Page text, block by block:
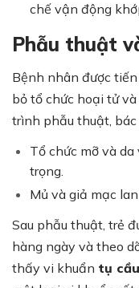
chế vận động
Phẫu thuật
Bệnh nhân được
bỏ tổ chức hoại tử
trình phẫu thuật,
Tổ chức mỡ và
trọng.
Mủ và giả mạc
Sau phẫu thuật, trẻ
hàng ngày và theo
thấy vi khuẩn tụ